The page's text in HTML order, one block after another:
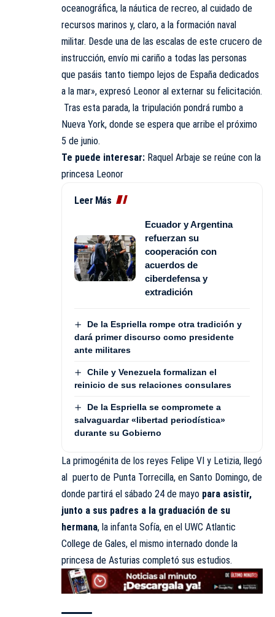
oceanográfica, la náutica de recreo, al cuidado de
recursos marinos y, claro, a la formación naval
militar. Desde una de las escalas de este crucero de
instrucción, envío mi cariño a todas las personas
que pasáis tanto tiempo lejos de España dedicados
a la mar», expresó Leonor al externar su felicitación.
Tras esta parada, la tripulación pondrá rumbo a
Nueva York, donde se espera que arribe el próximo
5 de junio.
Te puede interesar: Raquel Arbaje se reúne con la
princesa Leonor
Leer Más
Ecuador y Argentina
refuerzan su
cooperación con
acuerdos de
ciberdefensa y
extradición
De la Espriella rompe otra tradición y
dará primer discurso como presidente
ante militares
Chile y Venezuela formalizan el
reinicio de sus relaciones consulares
De la Espriella se compromete a
salvaguardar «libertad periodística»
durante su Gobierno
La primogénita de los reyes Felipe VI y Letizia, llegó
al puerto de Punta Torrecilla, en Santo Domingo, de
donde partirá el sábado 24 de mayo para asistir,
junto a sus padres a la graduación de su
hermana, la infanta Sofía, en el UWC Atlantic
College de Gales, el mismo internado donde la
princesa de Asturias completó sus estudios.